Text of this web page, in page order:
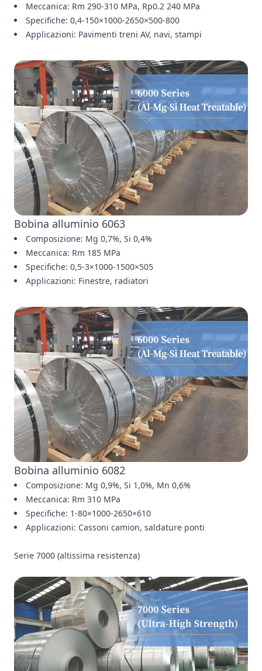
Meccanica: Rm 290-310 MPa, Rp0.2 240 MPa
Specifiche: 0,4-150×1000-2650×500-800
Applicazioni: Pavimenti treni AV, navi, stampi
Bobina alluminio 6063
Composizione: Mg 0,7%, Si 0,4%
Meccanica: Rm 185 MPa
Specifiche: 0,5-3×1000-1500×505
Applicazioni: Finestre, radiatori
Bobina alluminio 6082
Composizione: Mg 0,9%, Si 1,0%, Mn 0,6%
Meccanica: Rm 310 MPa
Specifiche: 1-80×1000-2650×610
Applicazioni: Cassoni camion, saldature ponti
Serie 7000 (altissima resistenza)